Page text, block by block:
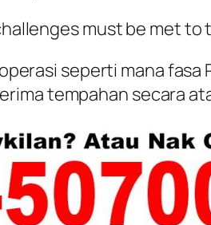
must be met to
seperti mana
tempahan secara